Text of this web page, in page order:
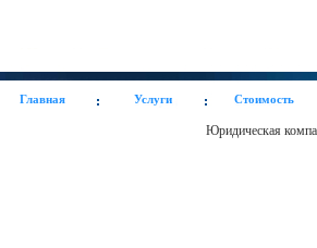
Главная Услуги Стоимость
Юридическая